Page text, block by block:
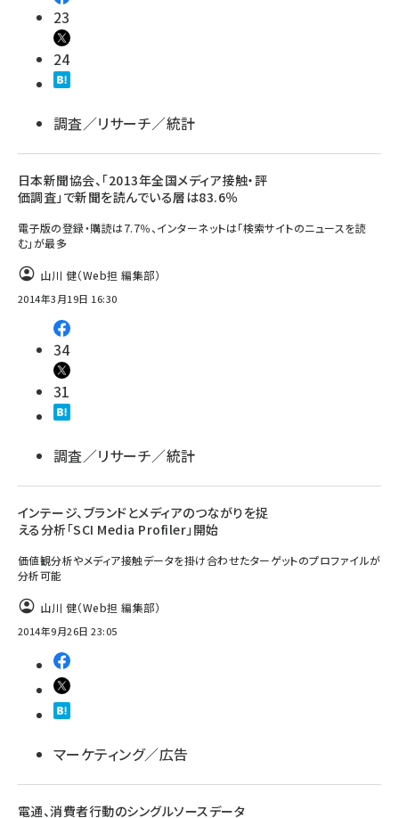
23
24
調査／リサーチ／統計
日本新聞協会、「2013年全国メディア接触・評
価調査」で新聞を読んでいる層は83.6％
電子版の登録・購読は7.7％、インターネットは「検索サイトのニュースを読
む」が最多
山川 健（Web担 編集部）
2014年3月19日 16:30
34
31
調査／リサーチ／統計
インテージ、ブランドとメディアのつながりを捉
える分析「SCI Media Profiler」開始
価値観分析やメディア接触データを掛け合わせたターゲットのプロファイルが
分析可能
山川 健（Web担 編集部）
2014年9月26日 23:05
マーケティング／広告
電通、消費者行動のシングルソースデータ